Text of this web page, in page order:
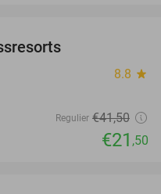
8.8 star
Regulier €41,50
€21 ,50